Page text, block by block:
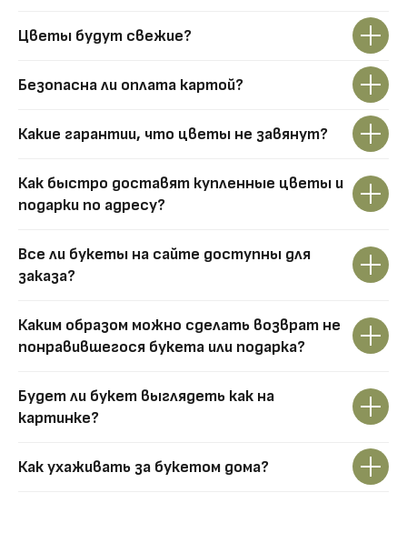
Цветы будут свежие?
Безопасна ли оплата картой?
Какие гарантии, что цветы не завянут?
Как быстро доставят купленные цветы и
подарки по адресу?
Все ли букеты на сайте доступны для
заказа?
Каким образом можно сделать возврат не
понравившегося букета или подарка?
Будет ли букет выглядеть как на
картинке?
Как ухаживать за букетом дома?